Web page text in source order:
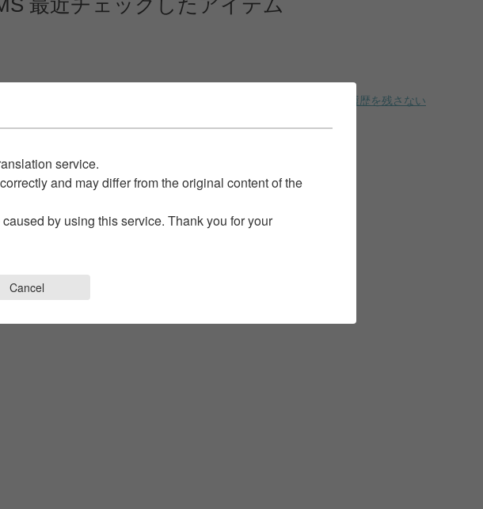
履歴を残さない
service.
and may differ from the original content of the
by using this service. Thank you for your
Cancel